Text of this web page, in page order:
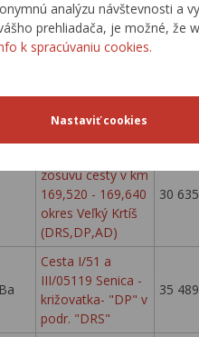
analýzu návštevnosti a
prehliadača, je možné, že
k spracúvaniu cookies.
kanálových
poklopov a
uličných vpustov
kraji
zosuvu cesty v km
169,520 - 169,640
okres Veľký Krtíš
(DRS,DP,AD)
30 635
Cesta I/51 a
III/05119 Senica -
križovatka- "DP" v
podr. "DRS"
35 489